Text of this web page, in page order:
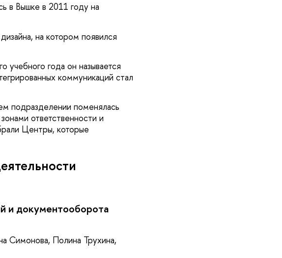
в Вышке в 2011 году на
на котором появился
учебного года он называется
коммуникаций стал
подразделении поменялась
ответственности и
Центры, которые
и документооборота
Симонова, Полина Трухина,